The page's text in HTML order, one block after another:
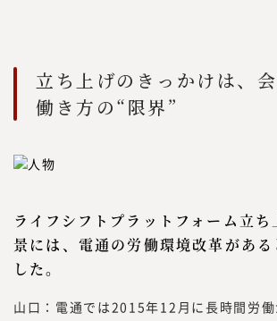
立ち上げのきっかけは、
働き方の“限界”
ライフシフトプラットフォーム立ち
景には、電通の労働環境改革がある
した。
山口：電通では2015年12月に長時間労